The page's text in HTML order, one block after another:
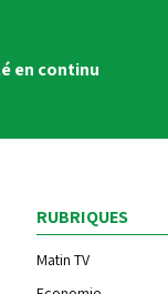
en continu
RUBRIQUES
Matin TV